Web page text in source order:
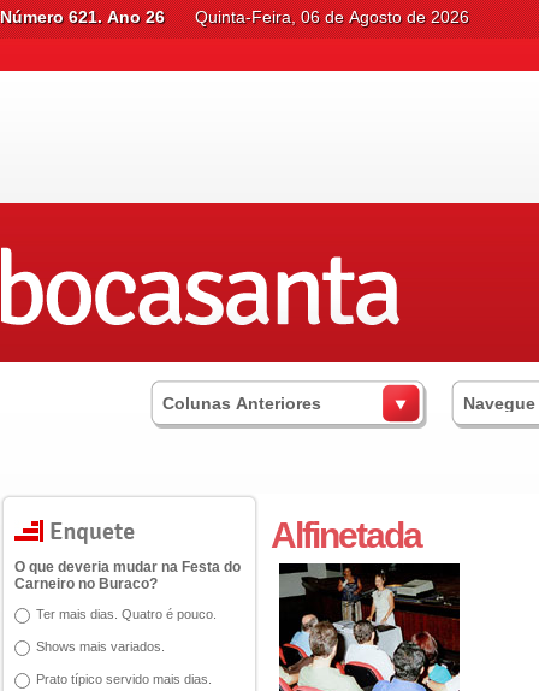
Número 621. Ano 26 Quinta-Feira, 06 de Agosto de 2026
Colunas Anteriores
O que deveria mudar na Festa do
Carneiro no Buraco?
Ter mais dias. Quatro é pouco.
Shows mais variados.
Prato típico servido mais dias.
Alfinetada